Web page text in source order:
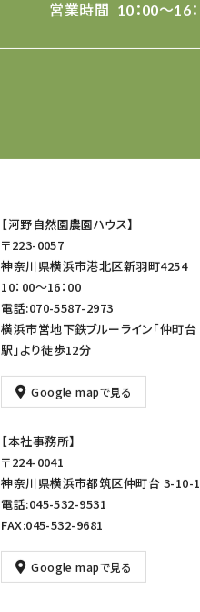
営業時間 10：00～16
【河野自然園農園ハウス】
〒223-0057
神奈川県横浜市港北区新羽町4254
10：00～16：00
電話:070-5587-2973
横浜市営地下鉄ブルーライン「仲町台
駅」より徒歩12分
Google mapで見る
【本社事務所】
〒224-0041
神奈川県横浜市都筑区仲町台 3-10-
電話:045-532-9531
FAX:045-532-9681
Google mapで見る